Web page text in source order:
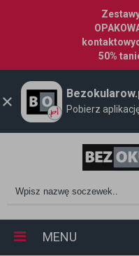
50%
Pobierz
MENU